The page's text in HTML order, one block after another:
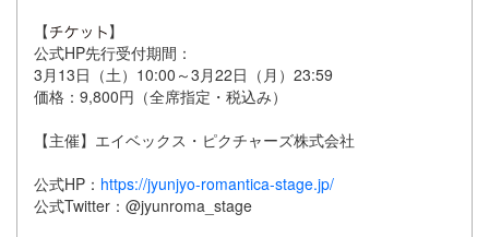
【
】
公式HP先行受付期間：
3月13日（土）10:00～3月22日（月）23:59
価格：9,800円（全席指定・税込み）
【主催】エイベックス・ピクチャーズ株式会社
公式HP： https://jyunjyo-romantica-stage.jp/
公式Twitter：@jyunroma_stage